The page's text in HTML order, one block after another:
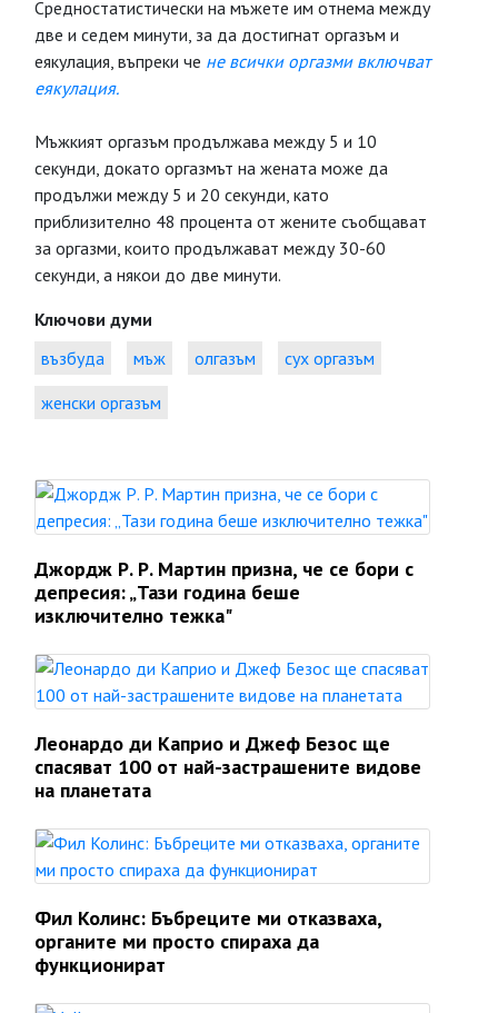
Средностатистически на мъжете им отнема между
две и седем минути, за да достигнат оргазъм и
еякулация, въпреки че не всички оргазми включват
еякулация.
Мъжкият оргазъм продължава между 5 и 10
секунди, докато оргазмът на жената може да
продължи между 5 и 20 секунди, като
приблизително 48 процента от жените съобщават
за оргазми, които продължават между 30-60
секунди, а някои до две минути.
Ключови думи
възбуда
мъж олгазъм
сух оргазъм
женски оргазъм
Джордж Р. Р. Мартин призна, че се бори с
депресия: „Тази година беше
изключително тежка"
Леонардо ди Каприо и Джеф Безос ще
спасяват 100 от най-застрашените видове
на планетата
Фил Колинс: Бъбреците ми отказваха,
органите ми просто спираха да
функционират